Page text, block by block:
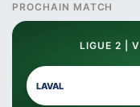
PROCHAIN MATCH
LIGUE 2 |
LAVAL